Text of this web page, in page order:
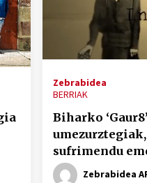
Zebrabidea
BERRIAK
Biharko
sufrimendu
EHNE Zebrabidea